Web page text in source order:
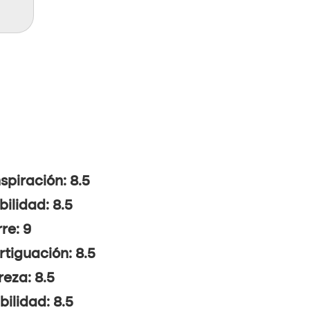
8.5
8.5
9
8.5
8.5
8.5